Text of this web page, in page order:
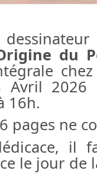
du
Avril 2026
16h.
pages ne
il
le jour de